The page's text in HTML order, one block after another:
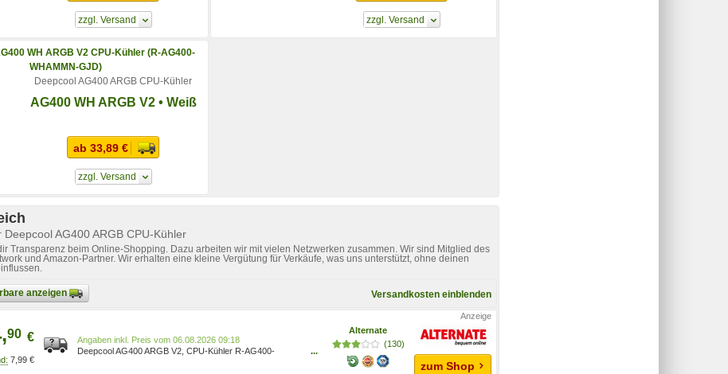
zzgl. Versand zzgl. Versand
Deepcool AG400 ARGB CPU-Kühler
AG400 WH ARGB V2 • Weiß
ab 33,89 €
zzgl. Versand
Deepcool AG400 ARGB CPU-Kühler
Transparenz beim Online-Shopping. Dazu arbeiten wir mit vielen Netzwerken zusammen. Wir sind Mitglied des
und Amazon-Partner. Wir erhalten eine kleine Vergütung für Verkäufe, was uns unterstützt, ohne deinen
anzeigen Versandkosten einblenden
90 €
7,99 €
Preis vom 06.08.2026 09:18
Deepcool AG400 ARGB V2, CPU-Kühler R-AG400-
...
Alternate
(130)
zum Shop